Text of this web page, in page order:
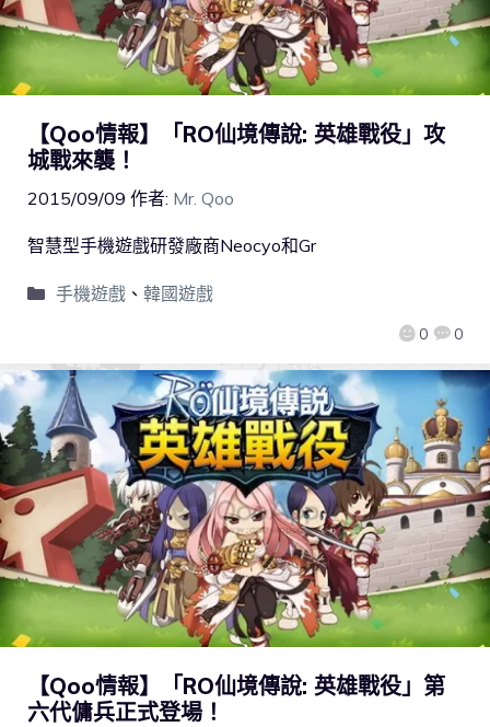
【Qoo情報】「RO仙境傳說: 英雄戰役」攻
城戰來襲！
2015/09/09 作者: Mr. Qoo
0 0
智慧型手機遊戲研發廠商Neocyo和Gr
手機遊戲、 韓國遊戲
【Qoo情報】「RO仙境傳說: 英雄戰役」第
六代傭兵正式登場！